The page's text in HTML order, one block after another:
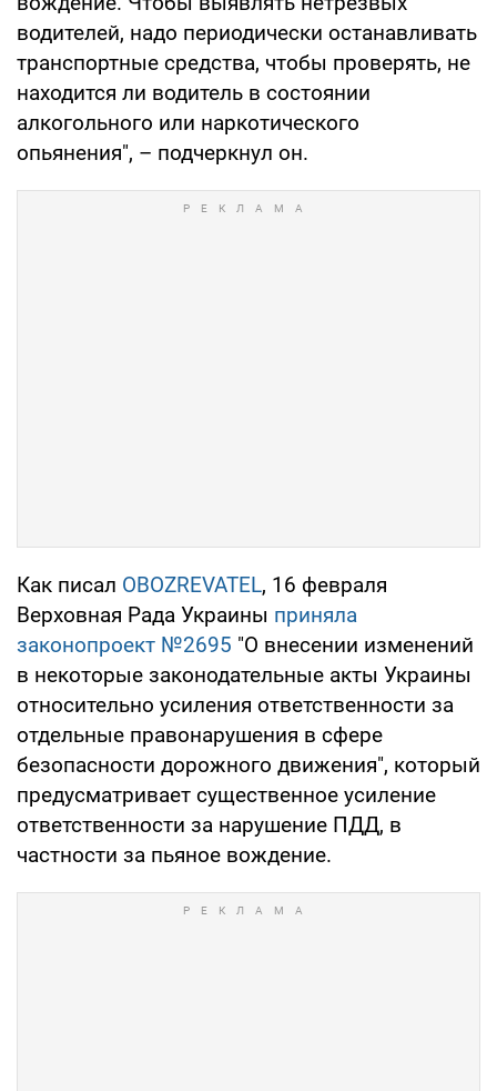
водителей, надо периодически останавливать
транспортные средства, чтобы проверять, не
находится ли водитель в состоянии
алкогольного или наркотического
опьянения", – подчеркнул он.
Как писал OBOZREVATEL, 16 февраля
Верховная Рада Украины приняла
законопроект №2695 "О внесении изменений
в некоторые законодательные акты Украины
относительно усиления ответственности за
отдельные правонарушения в сфере
безопасности дорожного движения", который
предусматривает существенное усиление
ответственности за нарушение ПДД, в
частности за пьяное вождение.